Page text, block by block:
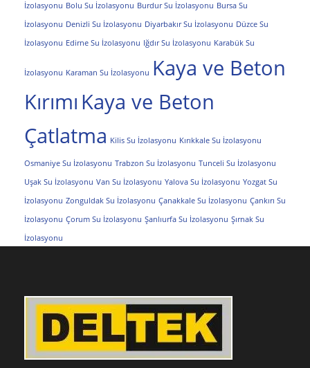
İzolasyonu Bolu Su İzolasyonu Burdur Su İzolasyonu Bursa Su
İzolasyonu Denizli Su İzolasyonu Diyarbakır Su İzolasyonu Düzce Su
İzolasyonu Edirne Su İzolasyonu Iğdır Su İzolasyonu Karabük Su
İzolasyonu Karaman Su İzolasyonu Kaya ve Beton
Kırımı Kaya ve Beton
Çatlatma Kilis Su İzolasyonu Kırıkkale Su İzolasyonu
Osmaniye Su İzolasyonu Trabzon Su İzolasyonu Tunceli Su İzolasyonu
Uşak Su İzolasyonu Van Su İzolasyonu Yalova Su İzolasyonu Yozgat Su
İzolasyonu Zonguldak Su İzolasyonu Çanakkale Su İzolasyonu Çankırı Su
İzolasyonu Çorum Su İzolasyonu Şanlıurfa Su İzolasyonu Şırnak Su
İzolasyonu